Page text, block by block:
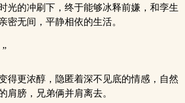
光的冲刷下，终于能够冰释前嫌，和孪生
密无间，平静相依的生活。
得更浓醇，隐匿着深不见底的情感，自然
肩膀，兄弟俩并肩离去。